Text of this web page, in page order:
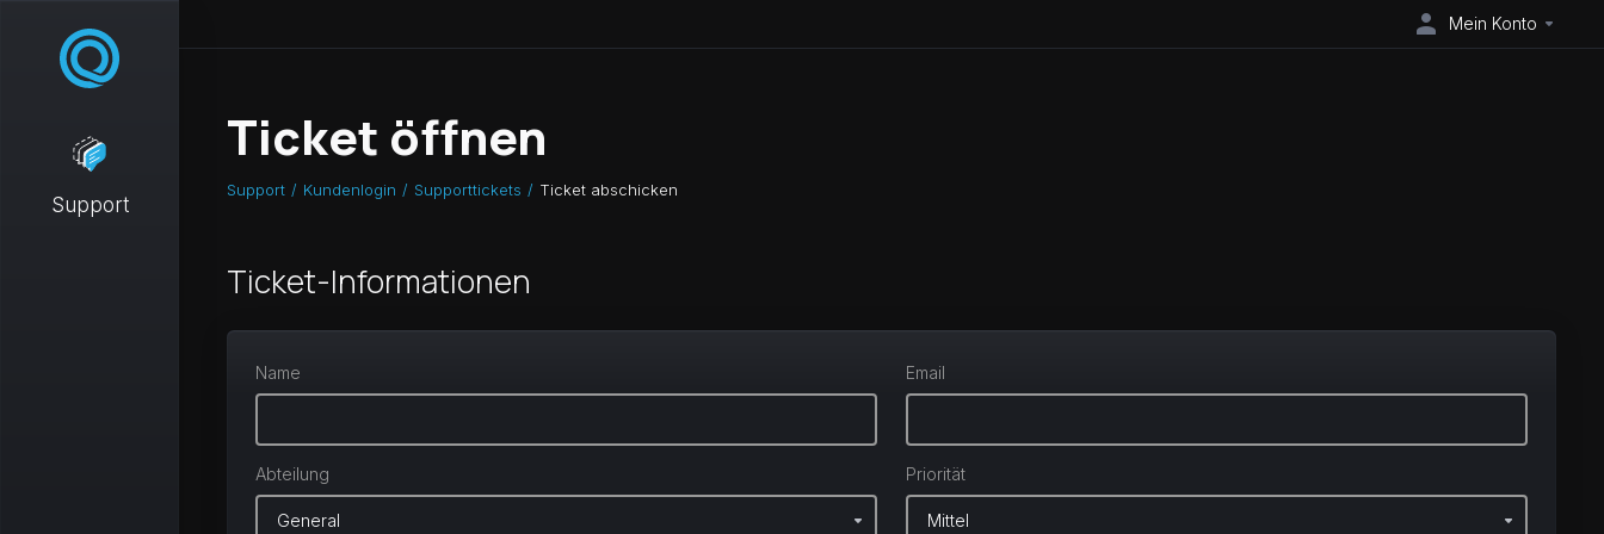
Support
Mein Konto
Ticket öffnen
Support Kundenlogin Supporttickets Ticket abschicken
Ticket-Informationen
Name Email
Abteilung Priorität